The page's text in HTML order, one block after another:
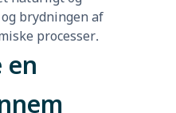
brydningen af
processer.